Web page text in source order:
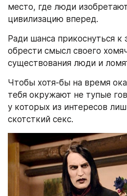
место, где люди
цивилизацию вперед.
Ради шанса прикоснуться
обрести смысл своего
существования люди и
Чтобы хотя-бы на время
тебя окружают не тупые
у которых из интересов
скотсткий секс.